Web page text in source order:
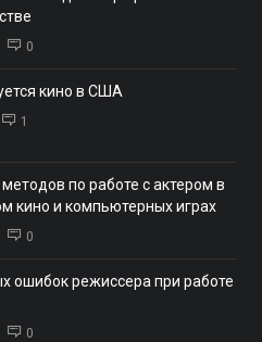
0
кино в США
1
по работе с актером в
кино и компьютерных играх
0
ошибок режиссера при работе
0